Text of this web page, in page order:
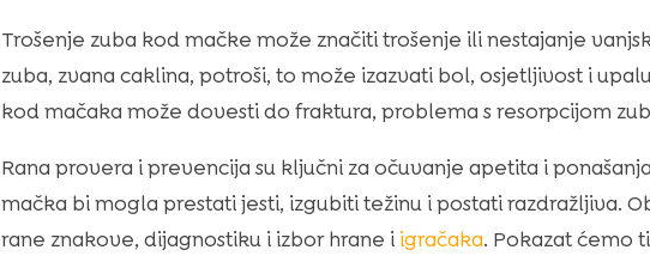
Trošenje zuba kod mačke može značiti trošenje ili nestajanje
zuba, zvana caklina, potroši, to može izazvati bol, osjetljivost i
kod mačaka može dovesti do fraktura, problema s resorpcijom
Rana provera i prevencija su ključni za očuvanje apetita i
mačka bi mogla prestati jesti, izgubiti težinu i postati razdražljiva.
rane znakove, dijagnostiku i izbor hrane i igračaka. Pokazat ćemo